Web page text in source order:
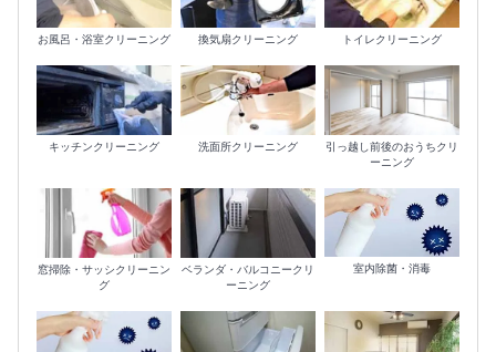
お風呂・浴室クリーニング 換気扇クリーニング トイレクリーニング
キッチンクリーニング 洗面所クリーニング
引っ越し前後のおうちクリ
ーニング
窓掃除・サッシクリーニン
グ
ベランダ・バルコニークリ
ーニング
室内除菌・消毒